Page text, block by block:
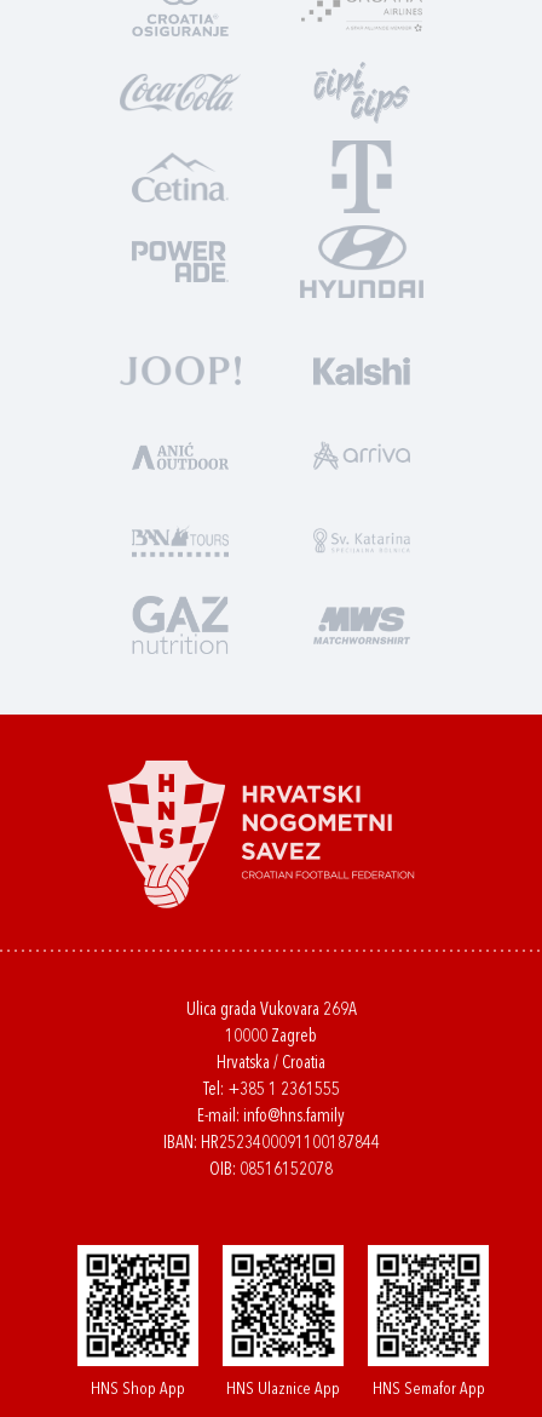
Ulica grada Vukovara 269A
10000 Zagreb
Hrvatska / Croatia
Tel: +385 1 2361555
E-mail: info@hns.family
IBAN: HR2523400091100187844
OIB: 08516152078
HNS Shop App HNS Ulaznice App HNS Semafor App